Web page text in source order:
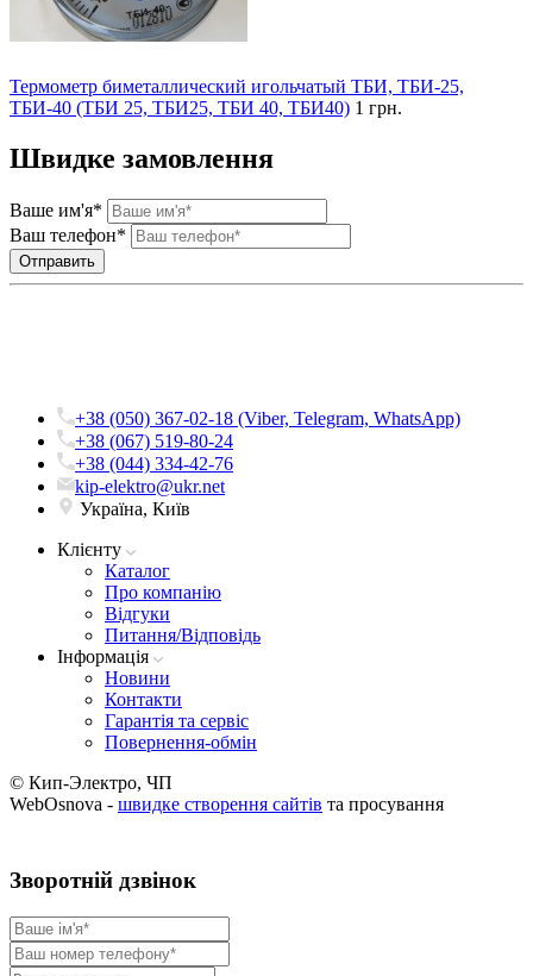
Термометр биметаллический игольчатый ТБИ, ТБИ-25,
ТБИ-40 (ТБИ 25, ТБИ25, ТБИ 40, ТБИ40) 1 грн.
Швидке замовлення
Ваше им'я*
Ваш телефон*
+38 (050) 367-02-18 (Viber, Telegram, WhatsApp)
+38 (067) 519-80-24
+38 (044) 334-42-76
kip-elektro@ukr.net
Україна, Київ
Клієнту
Каталог
Про компанію
Вiдгуки
Питання/Відповідь
Iнформацiя
Новини
Контакти
Гарантія та сервіс
Повернення-обмін
© Кип-Электро, ЧП
WebOsnova - швидке створення сайтів та просування
Зворотнiй дзвiнок